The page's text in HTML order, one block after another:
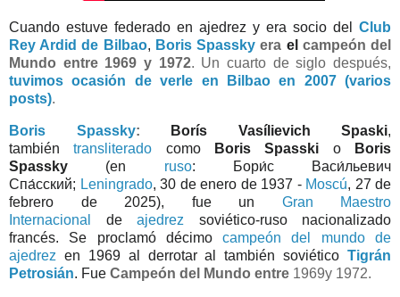
Cuando estuve federado en ajedrez y era socio del Club
Rey Ardid de Bilbao, Boris Spassky era el campeón del
Mundo entre1969 y 1972. Un cuarto de siglo después,
tuvimos ocasión de verle en Bilbao en 2007 (varios
posts).
Boris Spassky: Borís Vasílievich Spaski,
tambiéntransliterado como Boris Spasski o
Boris
Spassky (en ruso:
Бори́с Васи́льевич
Спа́сский; Leningrado, 30 de enero de 1937 - Moscú, 27 de
febrero de 2025), ​ fue un Gran Maestro
Internacional
de ajedrez soviético-ruso nacionalizado
francés. Se proclamó décimocampeón del mundo de
ajedrez en 1969 al derrotar al también soviético Tigrán
Petrosián. Fue Campeón del Mundo entre 1969y 1972.